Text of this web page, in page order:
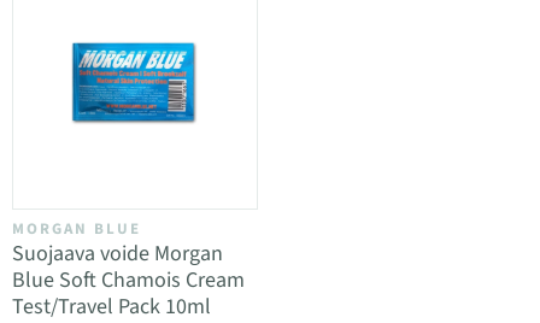
MORGAN BLUE
Suojaava voide Morgan
Blue Soft Chamois Cream
Test/Travel Pack 10ml